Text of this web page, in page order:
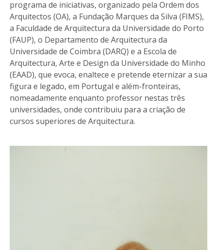
programa de iniciativas, organizado pela Ordem dos
Arquitectos (OA), a Fundação Marques da Silva (FIMS),
a Faculdade de Arquitectura da Universidade do Porto
(FAUP), o Departamento de Arquitectura da
Universidade de Coimbra (DARQ) e a Escola de
Arquitectura, Arte e Design da Universidade do Minho
(EAAD), que evoca, enaltece e pretende eternizar a sua
figura e legado, em Portugal e além-fronteiras,
nomeadamente enquanto professor nestas três
universidades, onde contribuiu para a criação de
cursos superiores de Arquitectura.